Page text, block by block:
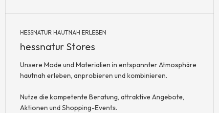
HESSNATUR HAUTNAH ERLEBEN
hessnatur Stores
Unsere Mode und Materialien in entspannter Atmosphäre
hautnah erleben, anprobieren und kombinieren.
Nutze die kompetente Beratung, attraktive Angebote,
Aktionen und Shopping-Events.